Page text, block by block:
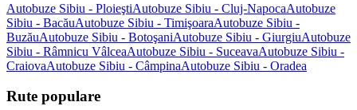
Autobuze Sibiu - PloieştiAutobuze Sibiu - Cluj-NapocaAutobuze
Sibiu - BacăuAutobuze Sibiu - TimişoaraAutobuze Sibiu -
BuzăuAutobuze Sibiu - BotoşaniAutobuze Sibiu - GiurgiuAutobuze
Sibiu - Râmnicu VâlceaAutobuze Sibiu - SuceavaAutobuze Sibiu -
CraiovaAutobuze Sibiu - CâmpinaAutobuze Sibiu - Oradea
Rute populare